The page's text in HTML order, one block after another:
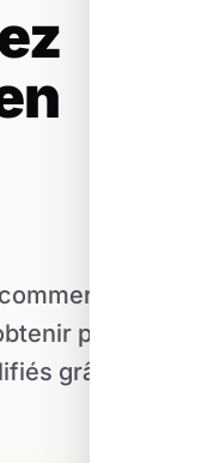
et
plus
grâce au